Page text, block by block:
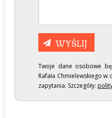
Twoje dane osobowe
Rafała Chmielewskiego w
zapytania. Szczegóły: